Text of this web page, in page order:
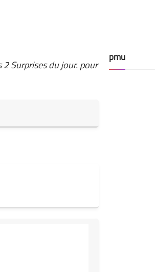
2 Surprises du jour. pour
pmu